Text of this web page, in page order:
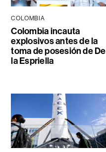
COLOMBIA
Colombia incauta
explosivos antes de la
toma de posesión de De
la Espriella